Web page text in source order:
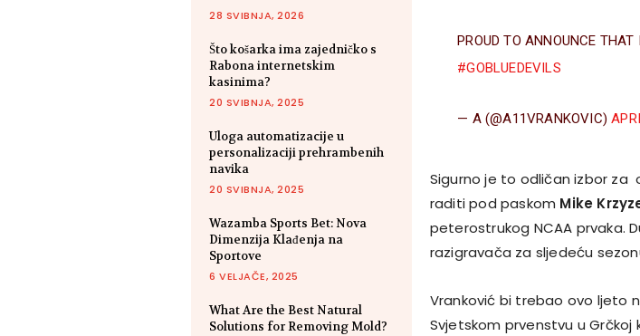
28 SVIBNJA, 2026
Što košarka ima zajedničko s
Rabona internetskim
kasinima?
20 SVIBNJA, 2025
Uloga automatizacije u
personalizaciji prehrambenih
navika
20 SVIBNJA, 2025
Wazamba Sports Bet: Nova
Dimenzija Klađenja na
Sportove
6 VELJAČE, 2025
What Are the Best Natural
Solutions for Removing Mold?
PROUD TO ANNOUNCE
#GOBLUEDEVILS
— A (@A11VRANKOVIC)
Sigurno je to odličan izbor za
raditi pod paskom Mike
peterostrukog NCAA prvaka.
razigravača za sljedeću
Vranković bi trebao ovo ljeto
Svjetskom prvenstvu u Grčkoj